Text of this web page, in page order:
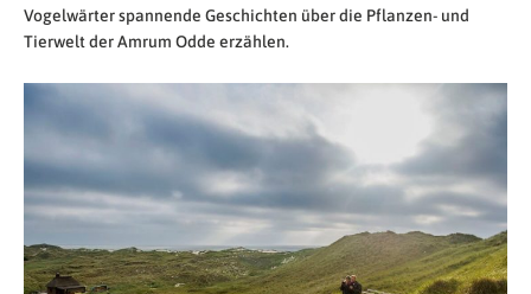
Vogelwärter spannende Geschichten über die Pflanzen- und
Tierwelt der Amrum Odde erzählen.